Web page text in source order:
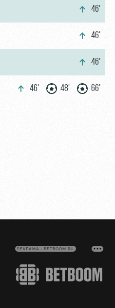
46'
46'
46'
46' 48' 66'
РЕКЛАМА • BETBOOM.RU